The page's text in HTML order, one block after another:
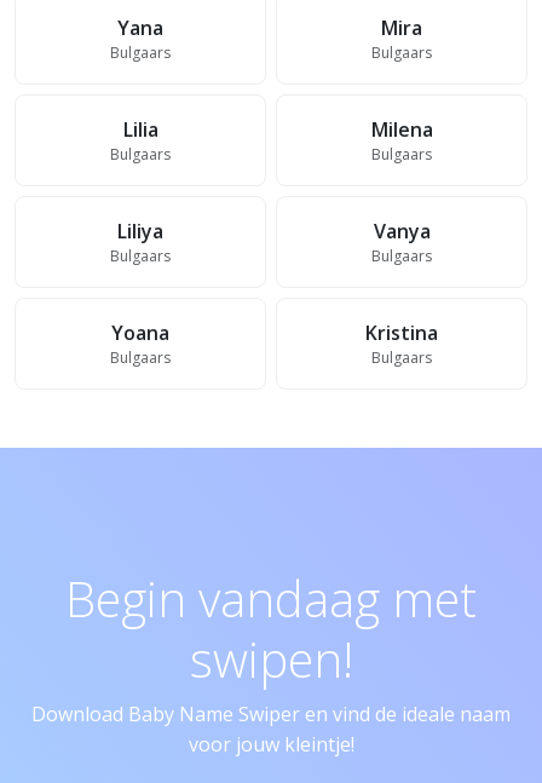
Yana
Bulgaars
Mira
Bulgaars
Lilia
Bulgaars
Milena
Bulgaars
Liliya
Bulgaars
Vanya
Bulgaars
Yoana
Bulgaars
Kristina
Bulgaars
Begin vandaag met
swipen!
Download Baby Name Swiper en vind de ideale naam
voor jouw kleintje!